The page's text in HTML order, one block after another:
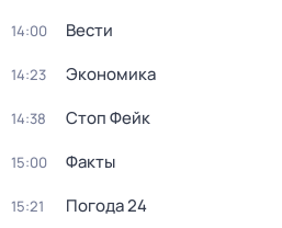
14:00 Вести
14:23 Экономика
14:38 Стоп Фейк
15:00 Факты
15:21 Погода 24